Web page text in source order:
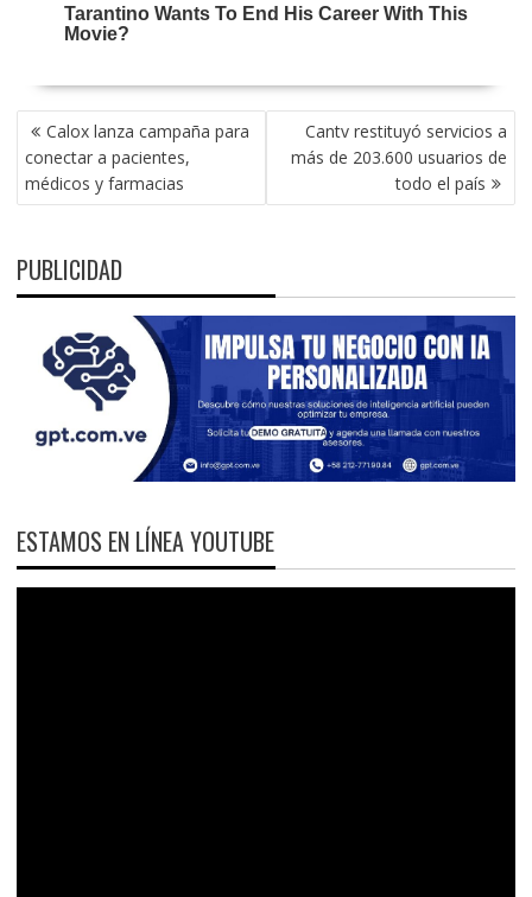
NAVEGACIÓN
DE
ENTRADAS
Calox lanza campaña para
conectar a pacientes,
médicos y farmacias
Cantv restituyó servicios a
más de 203.600 usuarios de
todo el país
PUBLICIDAD
ESTAMOS EN LÍNEA YOUTUBE